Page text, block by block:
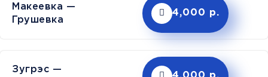
Макеевка —
Грушевка
4,000 р.
Зугрэс —